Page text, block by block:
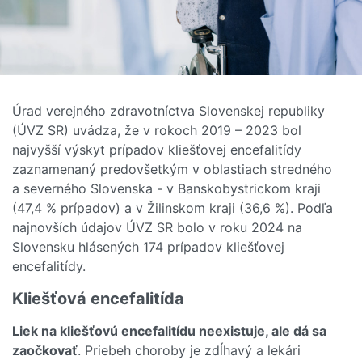
Úrad verejného zdravotníctva Slovenskej republiky
(ÚVZ SR) uvádza, že v rokoch 2019 – 2023 bol
najvyšší výskyt prípadov kliešťovej encefalitídy
zaznamenaný predovšetkým v oblastiach stredného
a severného Slovenska - v Banskobystrickom kraji
(47,4 % prípadov) a v Žilinskom kraji (36,6 %). Podľa
najnovších údajov ÚVZ SR bolo v roku 2024 na
Slovensku hlásených 174 prípadov kliešťovej
encefalitídy.
Kliešťová encefalitída
Liek na kliešťovú encefalitídu neexistuje, ale dá sa
zaočkovať. Priebeh choroby je zdĺhavý a lekári